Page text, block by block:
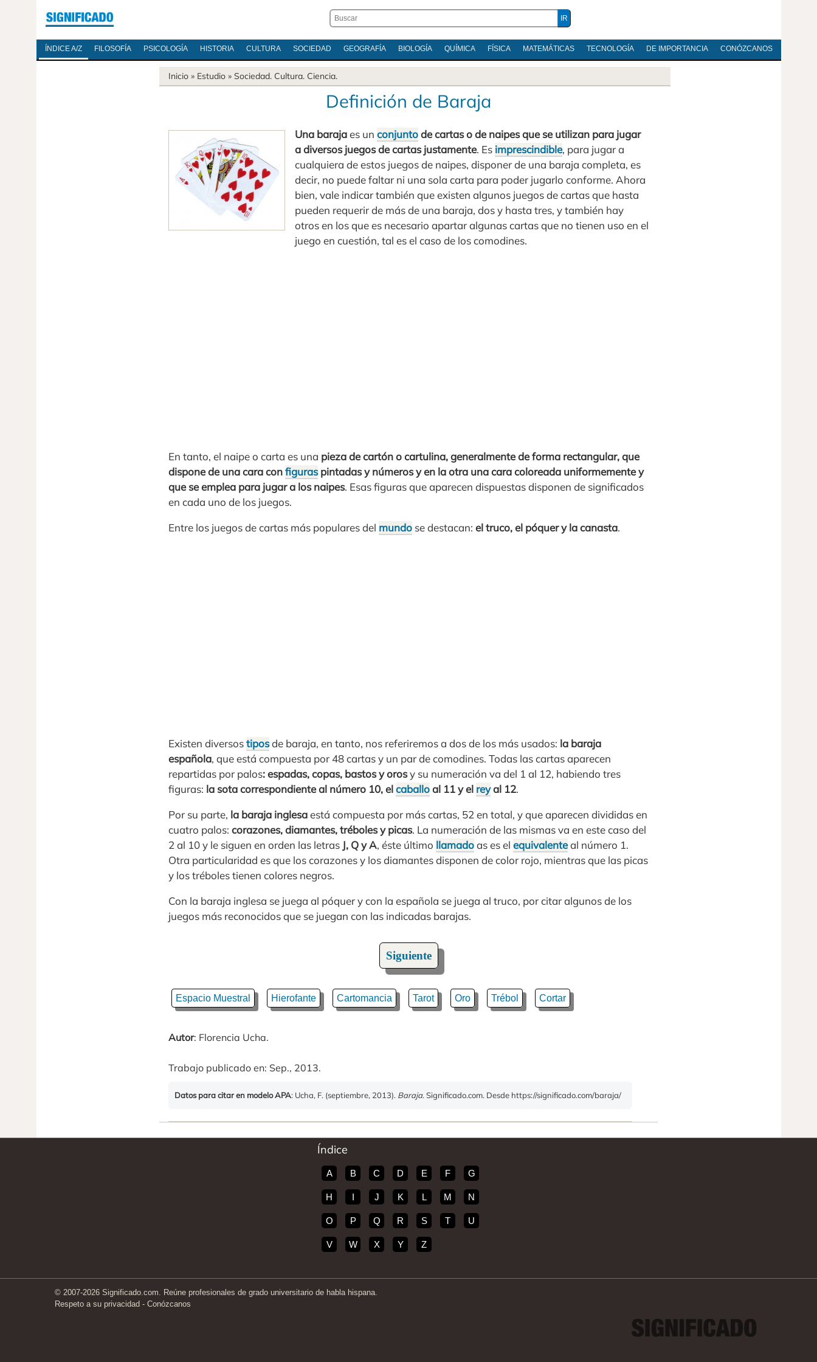
ÍNDICE A/Z FILOSOFÍA PSICOLOGÍA HISTORIA CULTURA SOCIEDAD GEOGRAFÍA BIOLOGÍA QUÍMICA FÍSICA MATEMÁTICAS TECNOLOGÍA DE IMPORTANCIA CONÓZCANOS
Inicio » Estudio » Sociedad. Cultura. Ciencia.
Definición de Baraja
Una barajaes un conjuntode cartas o de naipes que se utilizan para jugar
a diversos juegos de cartas justamente. Es imprescindible, para jugar a
cualquiera de estos juegos de naipes, disponer de una baraja completa, es
decir, no puede faltar ni una sola carta para poder jugarlo conforme. Ahora
bien, vale indicar también que existen algunos juegos de cartas que hasta
pueden requerir de más de una baraja, dos y hasta tres, y también hay
otros en los que es necesario apartar algunas cartas que no tienen uso en el
juego en cuestión, tal es el caso de los comodines.
En tanto, el naipe o carta es una pieza de cartón o cartulina, generalmente de forma rectangular, que
dispone de una cara configuraspintadas y números y en la otra una cara coloreada uniformemente y
que se emplea para jugar a los naipes. Esas figuras que aparecen dispuestas disponen de significados
en cada uno de los juegos.
Entre los juegos de cartas más populares del mundo se destacan: el truco, el póquer y la canasta.
Existen diversostiposde baraja, en tanto, nos referiremos a dos de los más usados: la baraja
española, que está compuesta por 48 cartas y un par de comodines. Todas las cartas aparecen
repartidas por palos: espadas, copas, bastos y orosy su numeración va del 1 al 12, habiendo tres
figuras: la sota correspondiente al número 10, elcaballoal 11 y el reyal 12.
Por su parte, la baraja inglesaestá compuesta por más cartas, 52 en total, y que aparecen divididas en
cuatro palos: corazones, diamantes, tréboles y picas. La numeración de las mismas va en este caso del
2 al 10 y le siguen en orden las letras J, Q y A, éste último llamadoas es el equivalenteal número 1.
Otra particularidad es que los corazones y los diamantes disponen de color rojo, mientras que las picas
y los tréboles tienen colores negros.
Con la baraja inglesa se juega al póquer y con la española se juega al truco, por citar algunos de los
juegos más reconocidos que se juegan con las indicadas barajas.
Siguiente
Espacio Muestral Hierofante Cartomancia Tarot Oro Trébol Cortar
Autor: Florencia Ucha.
Trabajo publicado en: Sep., 2013.
Datos para citar en modelo APA: Ucha, F. (septiembre, 2013). Baraja. Significado.com. Desde https://significado.com/baraja/
Índice
A B C D E F G
H I J K L M N
O P Q R S T U
V W X Y Z
© 2007-2026 Significado.com. Reúne profesionales de grado universitario de habla hispana.
Respeto a su privacidad - Conózcanos